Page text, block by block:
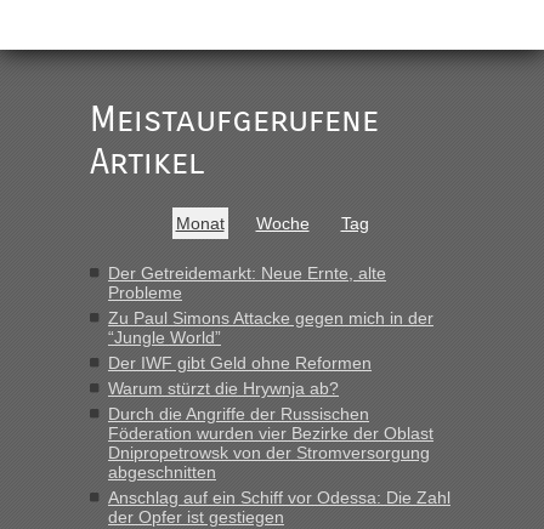
Ist korrekt, aber ich finde man hätte trotzdem im Text gleich
darauf hinweisen können.
War aber nicht "böse" gemeint ...
buchbar - warum auch immer ...
Hab´s versucht - bekomme aber immer angezeigt "auf dieser
Strecke fahren wir nicht"
MHG1023 inBerichte und Reisetipps • Re: Mit dem Zug in
die Ukraine
„Man sollte aber explizit dazu schreiben, daß es ein Zug von
LeoExpress ist - und nur auf deren Webseite kann man die
Fahrkarten kaufen. Zumindest ist es die erste Umsteigefreie
Verbindung von Deutschland...“
Meistaufgerufene
Artikel
Monat Woche Tag
Der Getreidemarkt: Neue Ernte, alte
Probleme
Zu Paul Simons Attacke gegen mich in der
“Jungle World”
Der IWF gibt Geld ohne Reformen
Warum stürzt die Hrywnja ab?
Durch die Angriffe der Russischen
Föderation wurden vier Bezirke der Oblast
Dnipropetrowsk von der Stromversorgung
abgeschnitten
Anschlag auf ein Schiff vor Odessa: Die Zahl
der Opfer ist gestiegen